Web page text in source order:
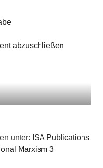
abzuschließen
unter: ISA Publications
Marxism 3